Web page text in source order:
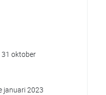
oktober
januari 2023